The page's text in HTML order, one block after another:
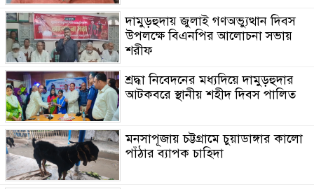
দামুড়হুদায় জুলাই গণঅভ্যুত্থান দিবস
উপলক্ষে বিএনপির আলোচনা সভায়
শরীফ
শ্রদ্ধা নিবেদনের মধ্যদিয়ে দামুড়হুদার
আটকবরে স্থানীয় শহীদ দিবস পালিত
মনসাপূজায় চট্টগ্রামে চুয়াডাঙ্গার কালো
পাঁঠার ব্যাপক চাহিদা